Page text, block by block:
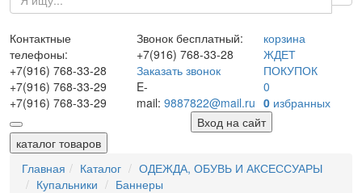
Контактные
телефоны:
+7(916) 768-33-28
+7(916) 768-33-29
+7(916) 768-33-29
Звонок бесплатный:
+7(916) 768-33-28
Заказать звонок
E-
mail: 9887822@mail.ru
корзина
ЖДЕТ
ПОКУПОК
0
0избранных
Вход на сайт
каталог товаров
Главная
Каталог
ОДЕЖДА, ОБУВЬ И АКСЕССУАРЫ
Купальники
Баннеры